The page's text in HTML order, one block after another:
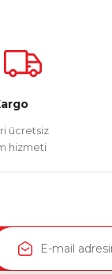
ücretsiz
hizmeti